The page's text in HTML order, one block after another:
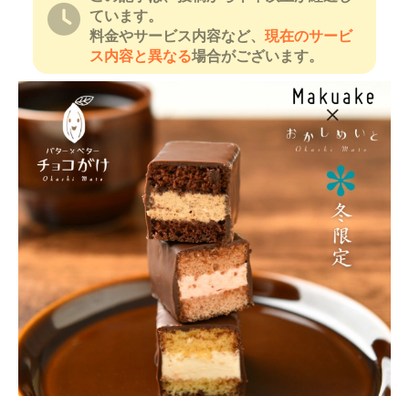
ています。
料金やサービス内容など、 現在のサービ
ス内容と異なる場合がございます。